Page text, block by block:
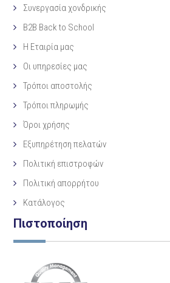
Συνεργασία χονδρικής
B2B Back to School
Η Eταιρία μας
Οι υπηρεσίες μας
Τρόποι αποστολής
Τρόποι πληρωμής
Όροι χρήσης
Εξυπηρέτηση πελατών
Πολιτική επιστροφών
Πολιτική απορρήτου
Κατάλογος
Πιστοποίηση